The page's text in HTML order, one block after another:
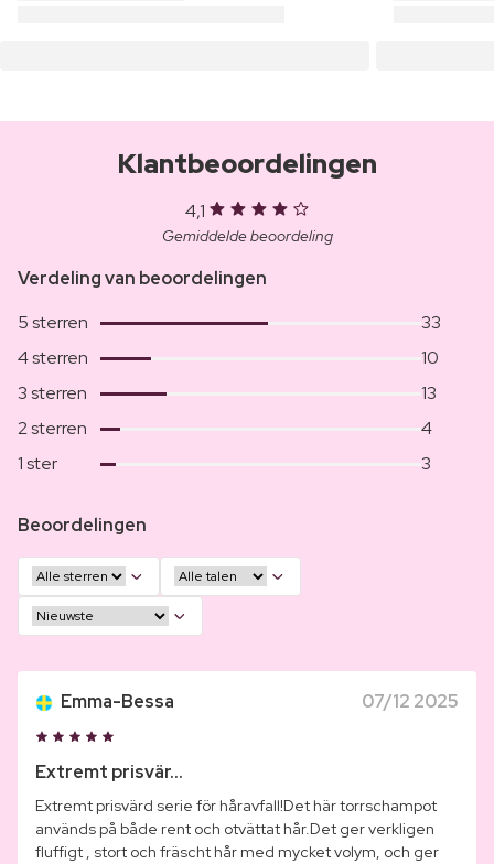
Klantbeoordelingen
4,1
Gemiddelde beoordeling
Verdeling van beoordelingen
5 sterren
33
4 sterren
10
3 sterren
13
2 sterren
4
1 ster
3
Beoordelingen
Emma-Bessa 07/12 2025
Extremt prisvär...
Extremt prisvärd serie för håravfall!Det här torrschampot
används på både rent och otvättat hår.Det ger verkligen
fluffigt , stort och fräscht hår med mycket volym, och ger